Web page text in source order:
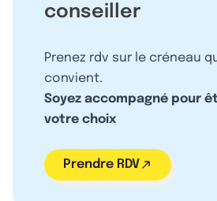
conseiller
Prenez rdv sur le créneau
convient.
Soyez accompagné pour
votre choix
Prendre RDV